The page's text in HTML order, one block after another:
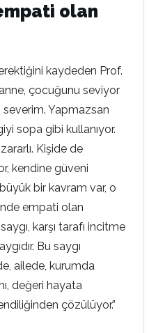
olan
kaydeden Prof.
çocuğunu seviyor
severim. Yapmazsan
sopa gibi kullanıyor.
Kişide de
kendine güveni
bir kavram var, o
empati olan
karşı tarafı incitme
Bu saygı
ailede, kurumda
değeri hayata
çözülüyor.”